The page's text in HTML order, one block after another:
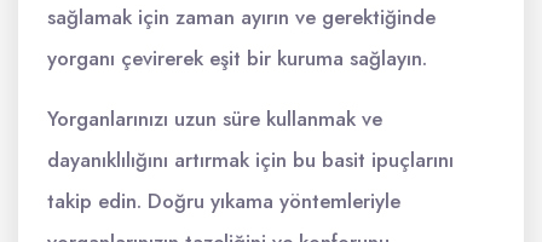
sağlamak için zaman ayırın ve gerektiğinde
yorganı çevirerek eşit bir kuruma sağlayın.
Yorganlarınızı uzun süre kullanmak ve
dayanıklılığını artırmak için bu basit ipuçlarını
takip edin. Doğru yıkama yöntemleriyle